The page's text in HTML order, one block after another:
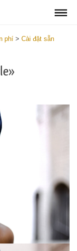
phí > Cài đặt sẵn